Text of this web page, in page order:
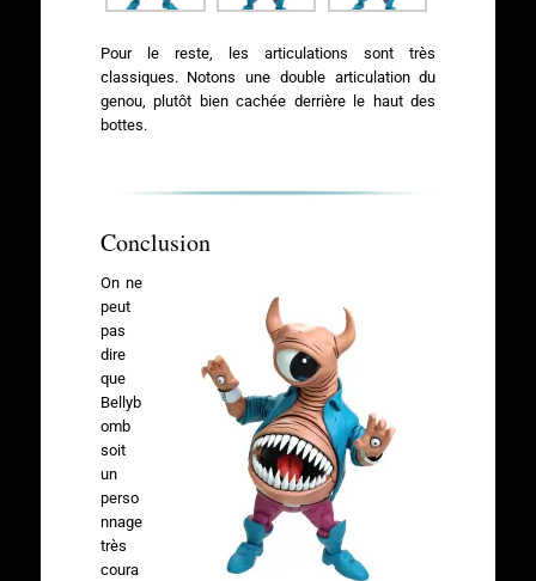
Pour le reste, les articulations sont très
classiques. Notons une double articulation du
genou, plutôt bien cachée derrière le haut des
bottes.
Conclusion
On ne
peut
pas
dire
que
Bellyb
omb
soit
un
perso
nnage
très
coura